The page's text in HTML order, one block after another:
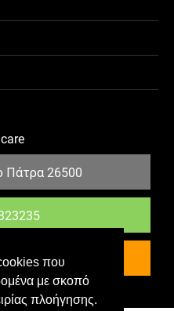
που
με σκοπό
πλοήγησης.
Πάτρα 26500
E-shop YES Internet